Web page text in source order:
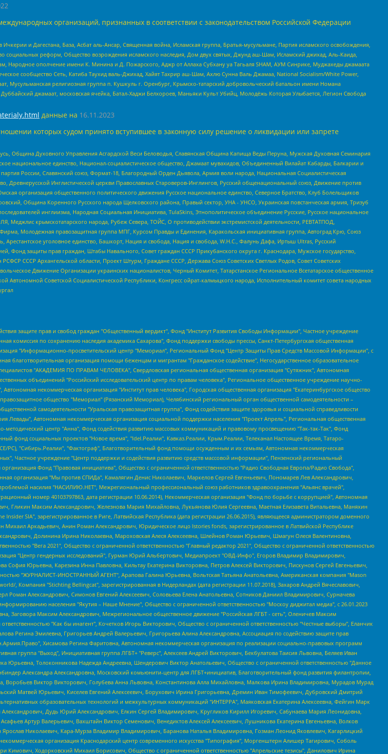
организаций, признанных в соответствии с законодательством Российской Федерации
и Дагестана, База, Асбат аль-Ансар, Священная война, Исламская группа, Братья-мусульмане, Партия исламского освобождения,
социальных реформ, Общество возрождения исламского наследия, Дом двух святых, Джунд аш-Шам, Исламский джихад, Аль-Каида,
Народное ополчение имени К. Минина и Д. Пожарского, Аджр от Аллаха Субхану уа Тагьаля SHAM, АУМ Синрике, Муджахеды джамаата
сообщество Сеть, Катиба Таухид валь-Джихад, Хайят Тахрир аш-Шам, Ахлю Сунна Валь Джамаа, National Socialism/White Power,
Мусульманская религиозная группа п. Кушкуль г. Оренбург, Крымско-татарский добровольческий батальон имени Номана
джамаат, московская ячейка, Батал-Хаджи Белхороев, Маньяки Культ Убийц, Молодёжь Которая Улыбается, Легион Свобода
данные на 16.11.2023
которых судом принято вступившее в законную силу решение о ликвидации или запрете
Община Духовного Управления Асгардской Веси Беловодья, Славянская Община Капища Веды Перуна, Мужская Духовная Семинария
национальное единство, Национал-социалистическое общество, Джамаат мувахидов, Объединенный Вилайат Кабарды, Балкарии и
России, Славянский союз, Формат-18, Благородный Орден Дьявола, Армия воли народа, Национальная Социалистическая
Древнерусской Инглистической церкви Православных Староверов-Инглингов, Русский общенациональный союз, Движение против
организация общественного политического движения Русское национальное единство, Северное Братство, Клуб Болельщиков
Община Коренного Русского народа Щелковского района, Правый сектор, УНА - УНСО, Украинская повстанческая армия, Тризуб
инглиизма, Народная Социальная Инициатива, TulaSkins, Этнополитическое объединение Русские, Русское национальное
крымскотатарского народа, Рубеж Севера, ТОЙС, О противодействии экстремистской деятельности, РЕВТАТПОД,
Молодежная правозащитная группа МПГ, Курсом Правды и Единения, Каракольская инициативная группа, Автоград Крю, Союз
Арестантское уголовное единство, Башкорт, Нация и свобода, Нация и свобода, W.H.С., Фалунь Дафа, Иртыш Ultras, Русский
Фонд защиты прав граждан, Штабы Навального, Совет граждан СССР Прикубанского округа г. Краснодара, Мужское государство,
СССР Архангельской области, Проект Штурм, Граждане СССР, Держава Союз Советских Светлых Родов, Совет Советских
Движение Организации украинских националистов, Черный Комитет, Татарстанское Региональное Всетатарское общественное
Автономной Советской Социалистической Республики, Конгресс ойрат-калмыцкого народа, Исполнительный комитет совета народных
Аркадьевич, Анин Роман Александрович, Юридическое лицо Istories fonds, зарегистрированное в Латвийской Республике (регистрационный номер 50008295751, дата регистрации 24.02.2020), Великовский Дмитрий Александрович, Долинина Ирина Николаевна, Мароховская Алеся Алексеевна, Шлейнов Роман Юрьевич, Шмагун Олеся Валентиновна, Общество с ограниченной ответственностью "Альтаир 2021", Общество с ограниченной ответственностью "Вега 2021", Общество с ограниченной ответственностью "Главный редактор 2021", Общество с ограниченной ответственностью "Ромашки монолит", Важенков Артем Валерьевич, Ивановская областная общественная организация "Центр гендерных исследований", Гурман Юрий Альбертович, Медиапроект "ОВД-Инфо", Егоров Владимир Владимирович, Жилинский Владимир Александрович, Общество с ограниченной ответственностью "ЗП", Иванова София Юрьевна, Карезина Инна Павловна, Кильтау Екатерина Викторовна, Петров Алексей Викторович, Пискунов Сергей Евгеньевич, Смирнов Сергей Сергеевич, Тихонов Михаил Сергеевич, Общество с ограниченной ответственностью "ЖУРНАЛИСТ-ИНОСТРАННЫЙ АГЕНТ", Арапова Галина Юрьевна, Вольтская Татьяна Анатольевна, Американская компания "Mason G.E.S. Anonymous Foundation" (США), являющаяся владельцем интернет-издания https://mnews.world/, Компания "Stichting Bellingcat", зарегистрированная в Нидерландах (дата регистрации 11.07.2018), Захаров Андрей Вячеславович, Клепиковская Екатерина Дмитриевна, Общество с ограниченной ответственностью "МЕМО", Перл Роман Александрович, Симонов Евгений Алексеевич, Соловьева Елена Анатольевна, Сотников Даниил Владимирович, Сурначева Елизавета Дмитриевна, Автономная некоммерческая организация по защите прав человека и информированию населения "Якутия – Наше Мнение", Общество с ограниченной ответственностью "Москоу диджитал медиа", с 26.01.2023 Общество с ограниченной ответственностью "Чайка Белые сады", Ветошкина Валерия Валерьевна, Заговора Максим Александрович, Межрегиональное общественное движение "Российская ЛГБТ - сеть", Оленичев Максим Владимирович, Павлов Иван Юрьевич, Скворцова Елена Сергеевна, Общество с ограниченной ответственностью "Как бы инагент", Кочетков Игорь Викторович, Общество с ограниченной ответственностью "Честные выборы", Еланчик Олег Александрович, Общество с ограниченной ответственностью "Нобелевский призыв", Гималова Регина Эмилевна, Григорьев Андрей Валерьевич, Григорьева Алина Александровна, Ассоциация по содействию защите прав призывников, альтернативнослужащих и военнослужащих "Правозащитная группа "Гражданин.Армия.Право", Хисамова Регина Фаритовна, Автономная некоммерческая организация по реализации социально-правовых программ "Лилит", Дальневосточное общественное движение "Маяк", Санкт-Петербургская ЛГБТ-инициативная группа "Выход", Инициативная группа ЛГБТ+ "Реверс", Алексеев Андрей Викторович, Бекбулатова Таисия Львовна, Беляев Иван Михайлович, Владыкина Елена Сергеевна, Гельман Марат Александрович, Никульшина Вероника Юрьевна, Толоконникова Надежда Андреевна, Шендерович Виктор Анатольевич, Общество с ограниченной ответственностью "Данное сообщение", Общество с ограниченной ответственностью Издательский дом "Новая глава", Айнбиндер Александра Александровна, Московский комьюнити-центр для ЛГБТ+инициатив, Благотворительный фонд развития филантропии, Deutsche Welle (Германия, Kurt-Schumacher-Strasse 3, 53113 Bonn), Борзунова Мария Михайловна, Воробьев Виктор Викторович, Голубева Анна Львовна, Константинова Алла Михайловна, Малкова Ирина Владимировна, Мурадов Мурад Абдулгалимович, Осетинская Елизавета Николаевна, Понасенков Евгений Николаевич, Ганапольский Матвей Юрьевич, Киселев Евгений Алексеевич, Борухович Ирина Григорьевна, Дремин Иван Тимофеевич, Дубровский Дмитрий Викторович, Красноярская региональная общественная организация поддержки и развития альтернативных образовательных технологий и межкультурных коммуникаций "ИНТЕРРА", Маяковская Екатерина Алексеевна, Фейгин Марк Захарович, Филимонов Андрей Викторович, Дзугкоева Регина Николаевна, Доброхотов Роман Александрович, Дудь Юрий Александрович, Елкин Сергей Владимирович, Кругликов Кирилл Игоревич, Сабунаева Мария Леонидовна, Семенов Алексей Владимирович, Шаинян Карен Багратович, Шульман Екатерина Михайловна, Асафьев Артур Валерьевич, Вахштайн Виктор Семенович, Венедиктов Алексей Алексеевич, Лушникова Екатерина Евгеньевна, Волков Леонид Михайлович, Невзоров Александр Глебович, Пархоменко Сергей Борисович, Сироткин Ярослав Николаевич, Кара-Мурза Владимир Владимирович, Баранова Наталья Владимировна, Гозман Леонид Яковлевич, Кагарлицкий Борис Юльевич, Климарев Михаил Валерьевич, Милов Владимир Станиславович, Автономная некоммерческая организация Краснодарский центр современного искусства "Типография", Моргенштерн Алишер Тагирович, Соболь Любовь Эдуардовна, Общество с ограниченной ответственностью "ЛИЗА НОРМ", Каспаров Гарри Кимович, Ходорковский Михаил Борисович, Общество с ограниченной ответственностью "Апрельские тезисы", Данилович Ирина Брониславовна, Кашин Олег Владимирович, Петров Николай Владимирович, Пивоваров Алексей Владимирович, Соколов Михаил Владимирович, Цветкова Юлия Владимировна, Чичваркин Евгений Александрович, Комитет против пыток/Команда против пыток, Общество с ограниченной ответственностью "Первый научный", Общество с ограниченной ответственностью "Вертолет и ко", Белоцерковская Вероника Борисовна, Кац Максим Евгеньевич, Лазарева Татьяна Юрьевна, Шаведдинов Руслан Табризович, Яшин Илья Валерьевич, Общество с ограниченной ответственностью "Иноагент ААВ", Алешковский Дмитрий Петрович, Альбац Евгения Марковна, Быков Дмитрий Львович, Галямина Юлия Евгеньевна, Лойко Сергей Леонидович, Мартынов Кирилл Константинович, Медведев Сергей Александрович, Крашенинников Федор Геннадиевич, Гордеева Катерина Вл